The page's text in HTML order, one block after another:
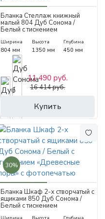
Бланка Стеллаж книжный
малый 804 Дуб Сонома /
Белый с тиснением
фотопечатью
Ширина
804 мм
Высота
1350 мм
Глубина
450 мм
Купить
11 490 руб.
16 414 руб.
30%
Бланка Шкаф 2-х створчатый с
ящиками 850 Дуб Сонома /
Белый с тиснением